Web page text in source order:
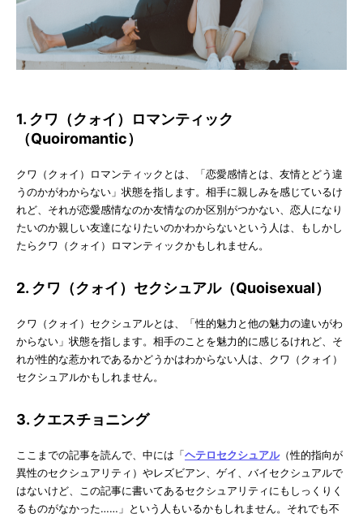
1. クワ（クォイ）ロマンティック
（Quoiromantic）
クワ（クォイ）ロマンティックとは、「恋愛感情とは、友情とどう違
うのかがわからない」状態を指します。相手に親しみを感じているけ
れど、それが恋愛感情なのか友情なのか区別がつかない、恋人になり
たいのか親しい友達になりたいのかわからないという人は、もしかし
たらクワ（クォイ）ロマンティックかもしれません。
2. クワ（クォイ）セクシュアル（Quoisexual）
クワ（クォイ）セクシュアルとは、「性的魅力と他の魅力の違いがわ
からない」状態を指します。相手のことを魅力的に感じるけれど、そ
れが性的な惹かれであるかどうかはわからない人は、クワ（クォイ）
セクシュアルかもしれません。
3. クエスチョニング
ここまでの記事を読んで、中には「ヘテロセクシュアル（性的指向が
異性のセクシュアリティ）やレズビアン、ゲイ、バイセクシュアルで
はないけど、この記事に書いてあるセクシュアリティにもしっくりく
るものがなかった……」という人もいるかもしれません。それでも不